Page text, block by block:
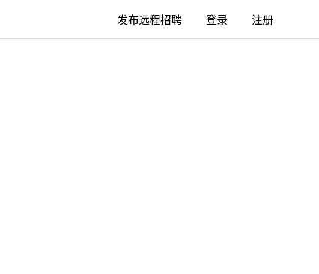
发布远程招聘 登录 注册